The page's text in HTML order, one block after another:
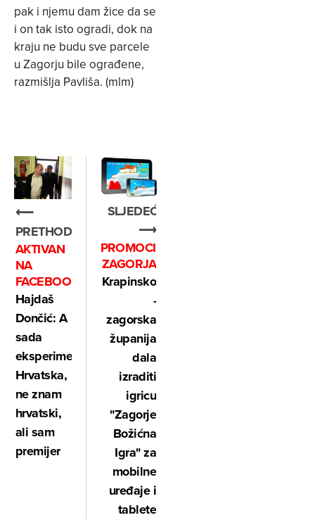
pak i njemu dam žice da se
i on tak isto ogradi, dok na
kraju ne budu sve parcele
u Zagorju bile ograđene,
razmišlja Pavliša. (mlm)
⟵
PRETHODNO
AKTIVAN
NA
FACEBOOKU
Hajdaš
Dončić: A
sada
eksperiment
Hrvatska,
ne znam
hrvatski,
ali sam
premijer
SLJEDEĆE
⟶
PROMOCIJA
ZAGORJA
Krapinsko
-
zagorska
županija
dala
izraditi
igricu
"Zagorje
Božićna
Igra" za
mobilne
uređaje i
tablete